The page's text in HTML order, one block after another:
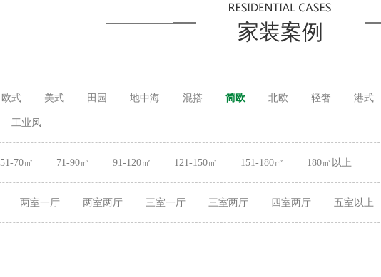
家装案例
欧式 美式 田园 地中海 混搭 简欧 北欧 轻奢 港式
工业风
51-70㎡ 71-90㎡ 91-120㎡ 121-150㎡ 151-180㎡ 180㎡以上
两室一厅 两室两厅 三室一厅 三室两厅 四室两厅 五室以上